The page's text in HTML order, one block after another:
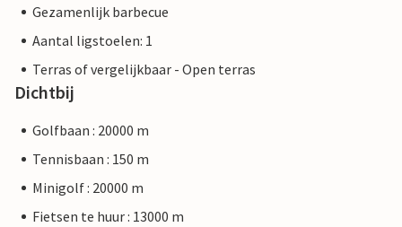
Gezamenlijk barbecue
Aantal ligstoelen: 1
Terras of vergelijkbaar - Open terras
Dichtbij
Golfbaan : 20000 m
Tennisbaan : 150 m
Minigolf : 20000 m
Fietsen te huur : 13000 m